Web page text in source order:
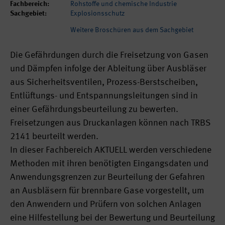
Fachbereich:
Rohstoffe und chemische Industrie
Sachgebiet:
Explosionsschutz
Weitere Broschüren aus dem Sachgebiet
Die Gefährdungen durch die Freisetzung von Gasen
und Dämpfen infolge der Ableitung über Ausbläser
aus Sicherheitsventilen, Prozess-Berstscheiben,
Entlüftungs- und Entspannungsleitungen sind in
einer Gefährdungsbeurteilung zu bewerten.
Freisetzungen aus Druckanlagen können nach TRBS
2141 beurteilt werden.
In dieser Fachbereich AKTUELL werden verschiedene
Methoden mit ihren benötigten Eingangsdaten und
Anwendungsgrenzen zur Beurteilung der Gefahren
an Ausbläsern für brennbare Gase vorgestellt, um
den Anwendern und Prüfern von solchen Anlagen
eine Hilfestellung bei der Bewertung und Beurteilung